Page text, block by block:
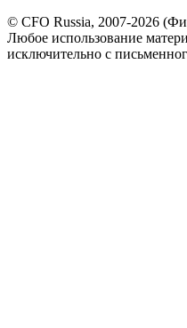
© CFO Russia, 2007-2026
Любое использование
исключительно с